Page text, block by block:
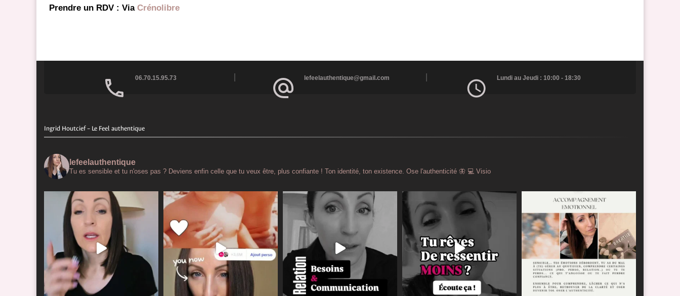
Prendre un RDV : Via Crénolibre
06.70.15.95.73 lefeelauthentique@gmail.com Lundi au Jeudi : 10:00 - 18:30
Ingrid Houtcief – Le Feel authentique
lefeelauthentique
Tu es sensible et tu n'oses pas ? Deviens enfin celle que tu veux être, plus confiante ! Ton identité, ton existence. Ose l'authenticité 🦋 💻 Visio